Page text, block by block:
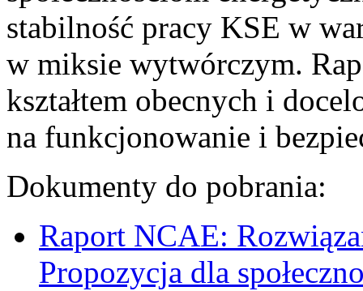
stabilność pracy KSE w
w miksie wytwórczym.
kształtem obecnych i
na funkcjonowanie i
Dokumenty do pobrania:
Raport NCAE:
Propozycja dla